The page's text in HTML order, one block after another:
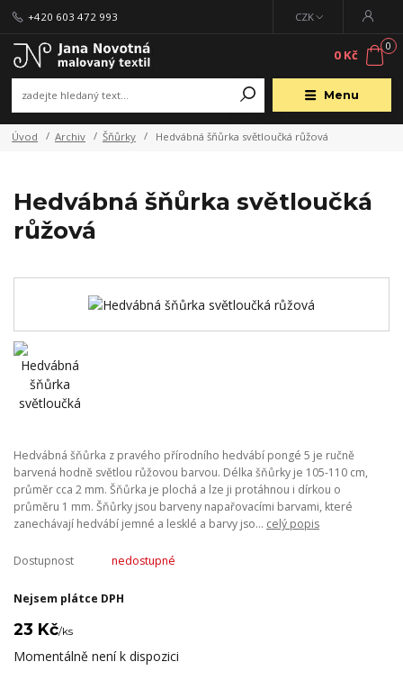
Menu
CZK
+420 603 472 993
0
0 Kč
Úvod Archiv Šňůrky Hedvábná šňůrka světloučká růžová
Hedvábná šňůrka světloučká
růžová
Hedvábná šňůrka z pravého přírodního hedvábí pongé 5 je ručně
barvená hodně světlou růžovou barvou. Délka šňůrky je 105-110 cm,
průměr cca 2 mm. Šňůrka je plochá a lze ji protáhnou i dírkou o
průměru 1 mm. Šňůrky jsou barveny napařovacími barvami, které
zanechávají hedvábí jemné a lesklé a barvy jso... celý popis
Dostupnost nedostupné
Nejsem plátce DPH
23 Kč/ks
Momentálně není k dispozici